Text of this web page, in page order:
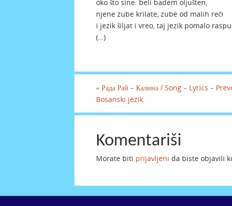
oko što sine: beli badem oljušten,
njene zube krilate, zube od malih reči
i jezik šiljat i vreo, taj jezik pomalo
(…)
« Рада Рай – Калина / Song – Lyrics –
Bosanski jezik
Komentariši
Morate biti prijavljeni da biste objavili